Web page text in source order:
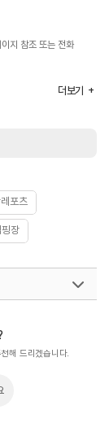
지 참조 또는 전화
더보기
포츠
장
해 드리겠습니다.